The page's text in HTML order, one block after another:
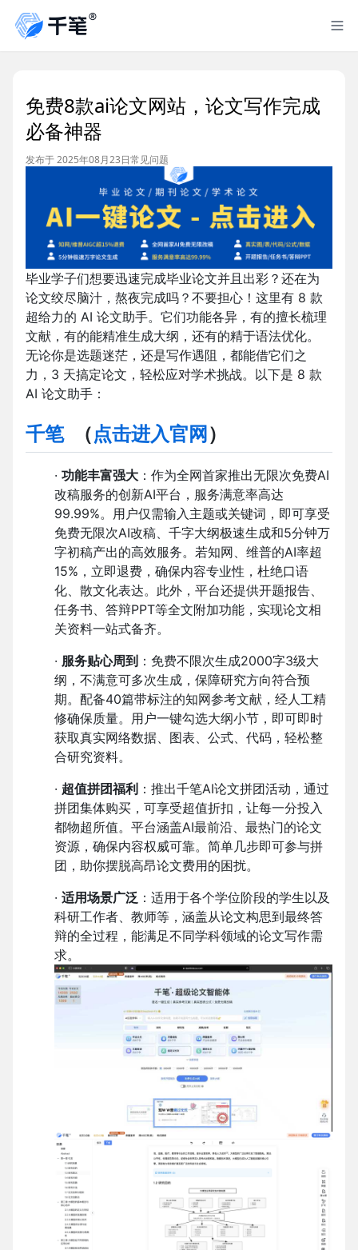
免费8款ai论文网站，论文写作完成
必备神器
发布于 2025年08月23日常见问题
毕业学子们想要迅速完成毕业论文并且出彩？还在为
论文绞尽脑汁，熬夜完成吗？不要担心！这里有 8 款
超给力的 AI 论文助手。它们功能各异，有的擅长梳理
文献，有的能精准生成大纲，还有的精于语法优化。
无论你是选题迷茫，还是写作遇阻，都能借它们之
力，3 天搞定论文，轻松应对学术挑战。以下是 8 款
AI 论文助手：
千笔（点击进入官网 ）
· 功能丰富强大 ：作为全网首家推出无限次免费AI
改稿服务的创新AI平台，服务满意率高达
99.99%。用户仅需输入主题或关键词，即可享受
免费无限次AI改稿、千字大纲极速生成和5分钟万
字初稿产出的高效服务。若知网、维普的AI率超
15%，立即退费，确保内容专业性，杜绝口语
化、散文化表达。此外，平台还提供开题报告、
任务书、答辩PPT等全文附加功能，实现论文相
关资料一站式备齐。
· 服务贴心周到 ：免费不限次生成2000字3级大
纲，不满意可多次生成，保障研究方向符合预
期。配备40篇带标注的知网参考文献，经人工精
修确保质量。用户一键勾选大纲小节，即可即时
获取真实网络数据、图表、公式、代码，轻松整
合研究资料。
· 超值拼团福利 ：推出千笔AI论文拼团活动，通过
拼团集体购买，可享受超值折扣，让每一分投入
都物超所值。平台涵盖AI最前沿、最热门的论文
资源，确保内容权威可靠。简单几步即可参与拼
团，助你摆脱高昂论文费用的困扰。
· 适用场景广泛 ：适用于各个学位阶段的学生以及
科研工作者、教师等，涵盖从论文构思到最终答
辩的全过程，能满足不同学科领域的论文写作需
求。